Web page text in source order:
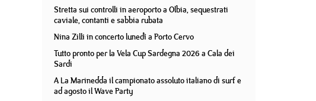
Stretta sui controlli in aeroporto a Olbia, sequestrati
caviale, contanti e sabbia rubata
Nina Zilli in concerto lunedì a Porto Cervo
Tutto pronto per la Vela Cup Sardegna 2026 a Cala dei
Sardi
A La Marinedda il campionato assoluto italiano di surf e
ad agosto il Wave Party